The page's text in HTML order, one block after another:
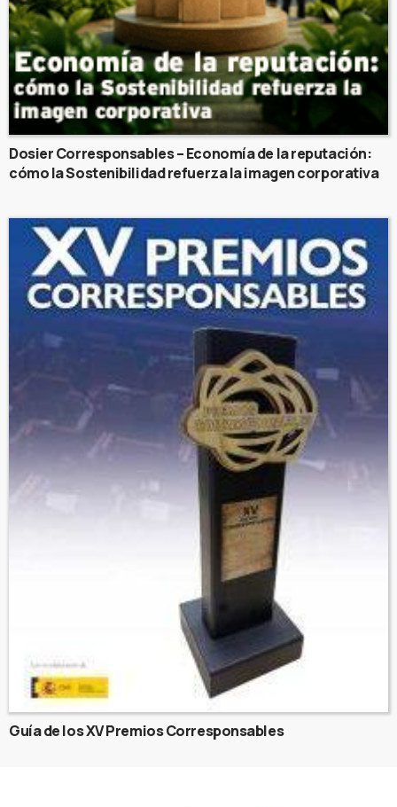
Dosier Corresponsables – Economía de la reputación:
cómo la Sostenibilidad refuerza la imagen corporativa
Guía de los XV Premios Corresponsables